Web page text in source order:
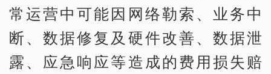
常运营中可能因网络勒索、业务中
断、数据修复及硬件改善、数据泄
露、应急响应等造成的费用损失赔